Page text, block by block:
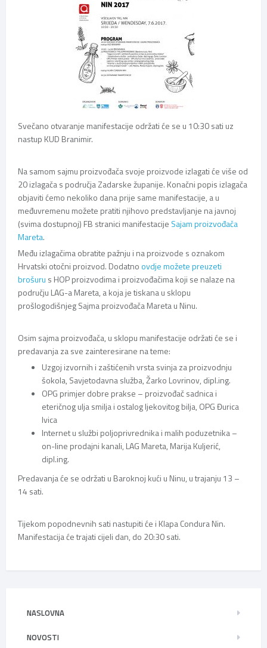
Svečano otvaranje manifestacije održati će se u 10:30 sati uz
nastup KUD Branimir.
Na samom sajmu proizvođača svoje proizvode izlagati će više od
20 izlagača s područja Zadarske županije. Konačni popis izlagača
objaviti ćemo nekoliko dana prije same manifestacije, a u
međuvremenu možete pratiti njihovo predstavljanje na javnoj
(svima dostupnoj) FB stranici manifestacije Sajam proizvođača
Mareta.
Među izlagačima obratite pažnju i na proizvode s oznakom
Hrvatski otočni proizvod. Dodatnoovdje možete preuzeti
brošuru s HOP proizvodima i proizvođačima koji se nalaze na
području LAG-a Mareta, a koja je tiskana u sklopu
prošlogodišnjeg Sajma proizvođača Mareta u Ninu.
Osim sajma proizvođača, u sklopu manifestacije održati će se i
predavanja za sve zainteresirane na teme:
Uzgoj izvornih i zaštićenih vrsta svinja za proizvodnju
šokola, Savjetodavna služba, Žarko Lovrinov, dipl.ing.
OPG primjer dobre prakse – proizvođač sadnica i
eteričnog ulja smilja i ostalog ljekovitog bilja, OPG Đurica
Ivica
Internet u službi poljoprivrednika i malih poduzetnika –
on-line prodajni kanali, LAG Mareta, Marija Kuljerić,
dipl.ing.
Predavanja će se održati u Baroknoj kući u Ninu, u trajanju 13 –
14 sati.
Tijekom popodnevnih sati nastupiti će i Klapa Condura Nin.
Manifestacija će trajati cijeli dan, do 20:30 sati.
NASLOVNA
NOVOSTI